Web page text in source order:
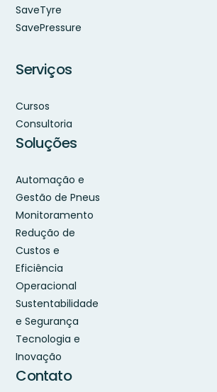
SaveTyre
SavePressure
Serviços
Cursos
Consultoria
Soluções
Automação e
Gestão de Pneus
Monitoramento
Redução de
Custos e
Eficiência
Operacional
Sustentabilidade
e Segurança
Tecnologia e
Inovação
Contato